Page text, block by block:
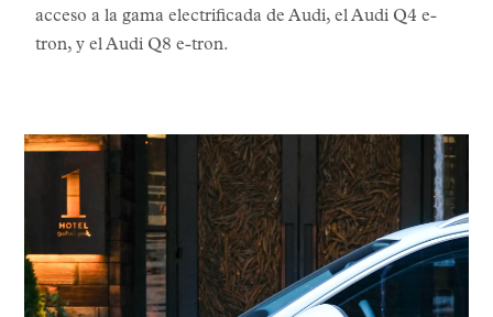
acceso a la gama electrificada de Audi, el Audi Q4 e-
tron, y el Audi Q8 e-tron.